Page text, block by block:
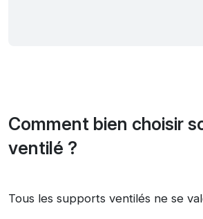
Comment bien choisir
ventilé ?
Tous les supports ventilés ne se